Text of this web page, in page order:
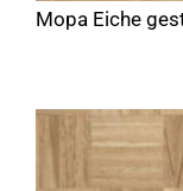
Mopa Eiche